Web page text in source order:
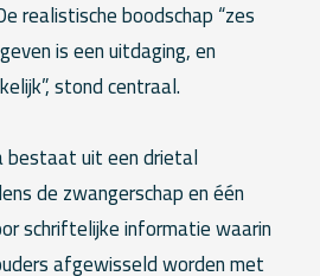
realistische boodschap “zes
is een uitdaging, en
stond centraal.
bestaat uit een drietal
de zwangerschap en één
schriftelijke informatie waarin
afgewisseld worden met